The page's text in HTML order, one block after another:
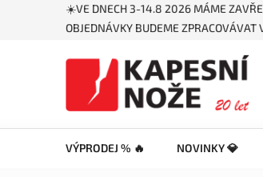
☀️VE DNECH 3-14.8 2026 MÁME
OBJEDNÁVKY BUDEME
VÝPRODEJ % 🔥 NOVINKY 💎